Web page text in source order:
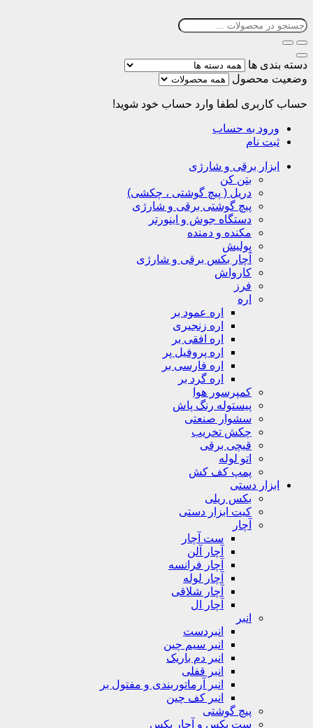
دسته بندی ها
وضعیت محصول
حساب کاربری لطفا وارد حساب خود شوید!
ورود به حساب
ثبت نام
ابزار برقی و شارژی
بتن کن
دریل ( پیچ گوشتی ، چکشی)
پیچ گوشتی برقی و شارژی
دستگاه جوش و اینورتر
مکنده و دمنده
پولیش
آچار بکس برقی و شارژی
کارواش
فرز
اره
اره عمود بر
اره زنجیری
اره افقی بر
اره پروفیل پر
اره فارسی بر
اره گرد بر
کمپرسور هوا
پیستوله رنگ پاش
سشوار صنعتی
چکش تخریب
قیچی برقی
اتو لوله
پمپ کف کش
ابزار دستی
بکس ریلی
کیت ابزار دستی
آچار
ست آچار
آچار آلن
آچار فرانسه
آچار لوله
آچار شلاقی
آچار ال
انبر
انبردست
انبر سیم چین
انبر دم باریک
انبر قفلی
انبر آرماتوربندی و مفتول بر
انبر کف چین
پیچ گوشتی
ست بکس و آچار بکس